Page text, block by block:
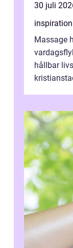
30 juli
inspiration
Massage
hållbar